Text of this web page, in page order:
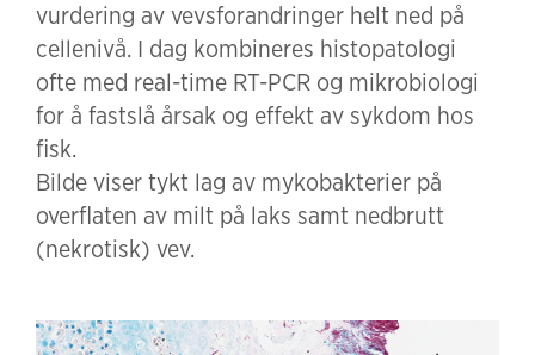
vurdering av vevsforandringer helt ned på
cellenivå. I dag kombineres histopatologi
ofte med real-time RT-PCR og mikrobiologi
for å fastslå årsak og effekt av sykdom hos
fisk.
Bilde viser tykt lag av mykobakterier på
overflaten av milt på laks samt nedbrutt
(nekrotisk) vev.